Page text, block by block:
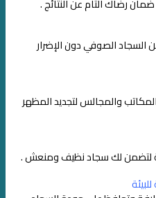
رضاك التام عن النتائج .
السجاد الصوفي دون الإضرار
والمجالس لتجديد المظهر
لتضمن لك سجاد نظيف ومنعش .